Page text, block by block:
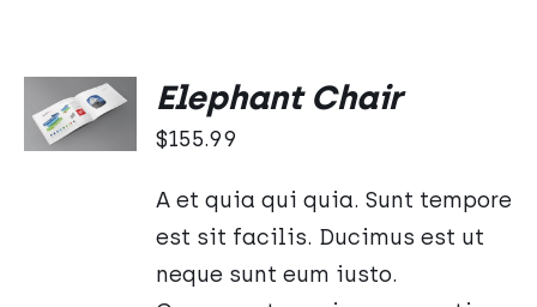
DO
KOSZYKA
/
Elephant Chair
$155.99
A et quia qui quia. Sunt tempore
est sit facilis. Ducimus est ut
neque sunt eum iusto.